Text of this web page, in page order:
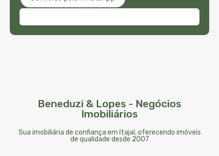
Beneduzi & Lopes - Negócios
Imobiliários
Sua imobiliária de confiança em Itajaí, oferecendo imóveis
de qualidade desde 2007